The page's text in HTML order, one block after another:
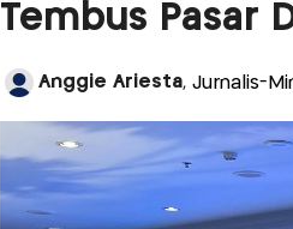
Tembus Pasar
Anggie Ariesta, Jurnalis-